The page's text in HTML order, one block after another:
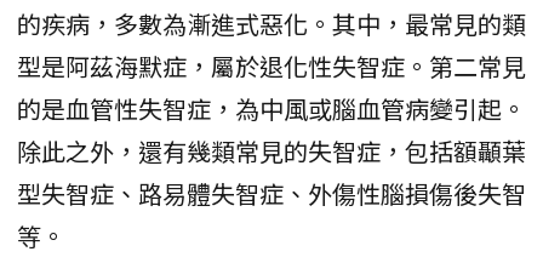
的疾病，多數為漸進式惡化。其中，最常見的類
型是阿茲海默症，屬於退化性失智症。第二常見
的是血管性失智症，為中風或腦血管病變引起。
除此之外，還有幾類常見的失智症，包括額顳葉
型失智症、路易體失智症、外傷性腦損傷後失智
等。